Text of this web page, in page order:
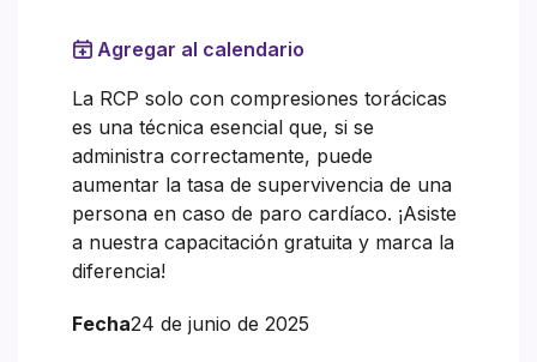
Agregar al calendario
La RCP solo con compresiones torácicas
es una técnica esencial que, si se
administra correctamente, puede
aumentar la tasa de supervivencia de una
persona en caso de paro cardíaco. ¡Asiste
a nuestra capacitación gratuita y marca la
diferencia!
Fecha24 de junio de 2025